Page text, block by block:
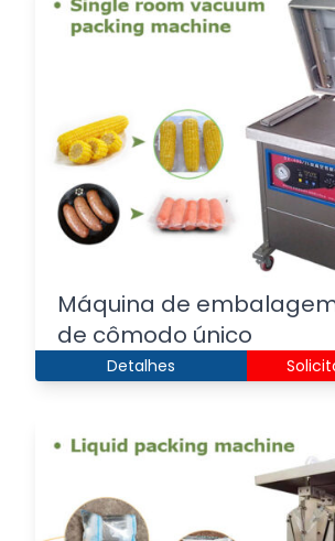
Máquina de
de cômodo único
Detalhes
Japanese
Vietnamese
Thai
Turkish
Swahili
Urdu
Italian